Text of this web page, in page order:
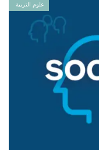
علوم التربية